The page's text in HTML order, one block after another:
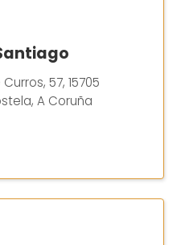
57, 15705
A Coruña